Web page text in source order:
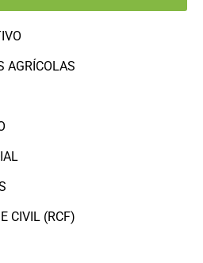
AGRÍCOLAS
CIVIL (RCF)